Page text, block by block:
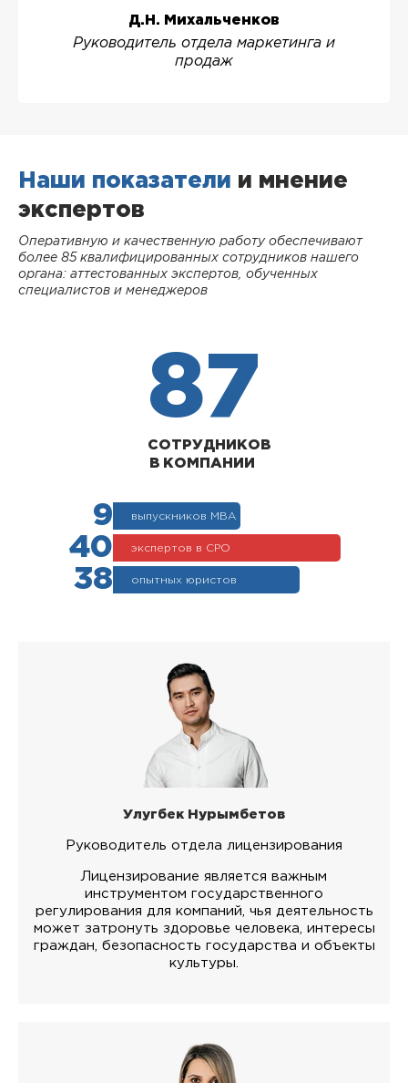
Д.Н. Михальченков
Руководитель отдела маркетинга и
продаж
Наши показатели и мнение
экспертов
Оперативную и качественную работу обеспечивают
более 85 квалифицированных сотрудников нашего
органа: аттестованных экспертов, обученных
специалистов и менеджеров
87
СОТРУДНИКОВ
В КОМПАНИИ
9 выпускников МВА
40 экспертов в СРО
38 опытных юристов
Улугбек Нурымбетов
Руководитель отдела лицензирования
Лицензирование является важным
инструментом государственного
регулирования для компаний, чья деятельность
может затронуть здоровье человека, интересы
граждан, безопасность государства и объекты
культуры.